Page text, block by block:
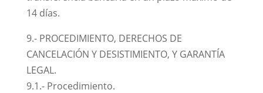
14 días.
9.- PROCEDIMIENTO, DERECHOS DE
CANCELACIÓN Y DESISTIMIENTO, Y GARANTÍA
LEGAL.
9.1.- Procedimiento.